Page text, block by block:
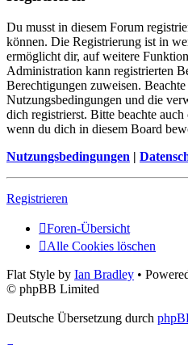
Du musst in diesem Forum
können. Die Registrierung ist in
ermöglicht dir, auf weitere
Administration kann registrierten
Berechtigungen zuweisen. Beachte
Nutzungsbedingungen und die
dich registrierst. Bitte beachte
wenn du dich in diesem Board
Nutzungsbedingungen |
Registrieren
Foren-Übersicht
Alle Cookies löschen
Flat Style by Ian Bradley •
© phpBB Limited
Deutsche Übersetzung durch